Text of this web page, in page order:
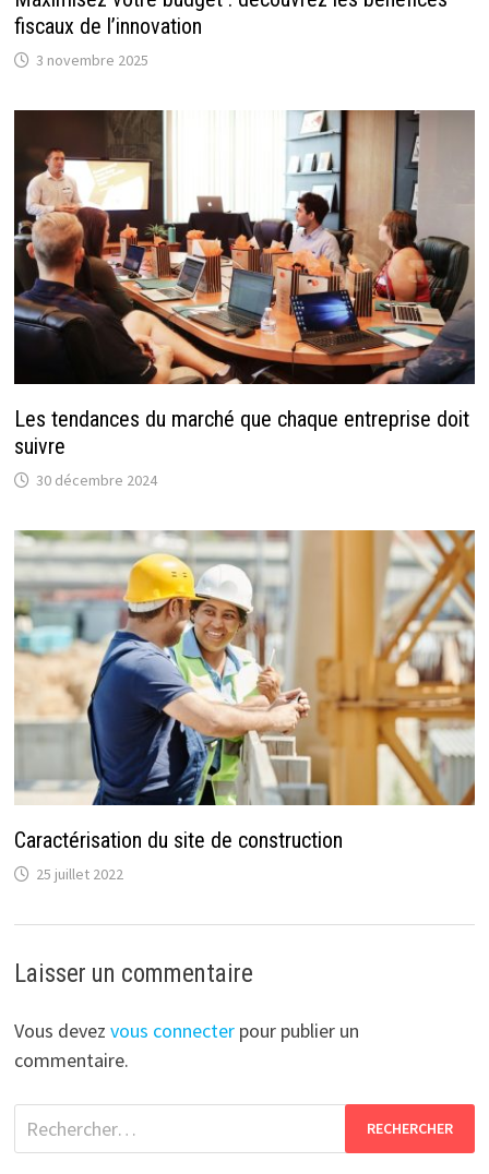
fiscaux de l’innovation
3 novembre 2025
Les tendances du marché que chaque entreprise doit
suivre
30 décembre 2024
Caractérisation du site de construction
25 juillet 2022
Laisser un commentaire
Vous devez vous connecterpour publier un
commentaire.
Rechercher :